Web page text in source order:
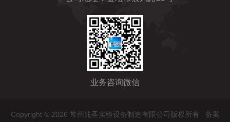
业务咨询微信
Copyright © 2026 常州兆圣实验设备制造有限公司版权所有 备案